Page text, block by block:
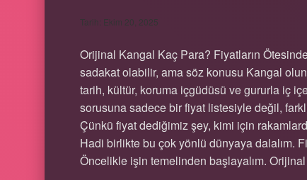
Tarih: Ekim 20, 2025
Orijinal Kangal Kaç Para? Fiyatların
sadakat olabilir, ama söz konusu Kangal
tarih, kültür, koruma içgüdüsü ve gururla iç
sorusuna sadece bir fiyat listesiyle değil,
Çünkü fiyat dediğimiz şey, kimi için
Hadi birlikte bu çok yönlü dünyaya dalalım.
Öncelikle işin temelinden başlayalım.